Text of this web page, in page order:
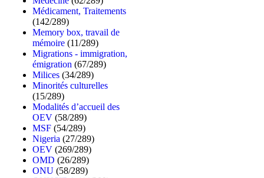
Médicament, Traitements
(142/289)
Memory box, travail de
mémoire (11/289)
Migrations - immigration,
émigration (67/289)
Milices (34/289)
Minorités culturelles
(15/289)
Modalités d’accueil des
OEV (58/289)
MSF (54/289)
Nigeria (27/289)
OEV (269/289)
OMD (26/289)
ONU (58/289)